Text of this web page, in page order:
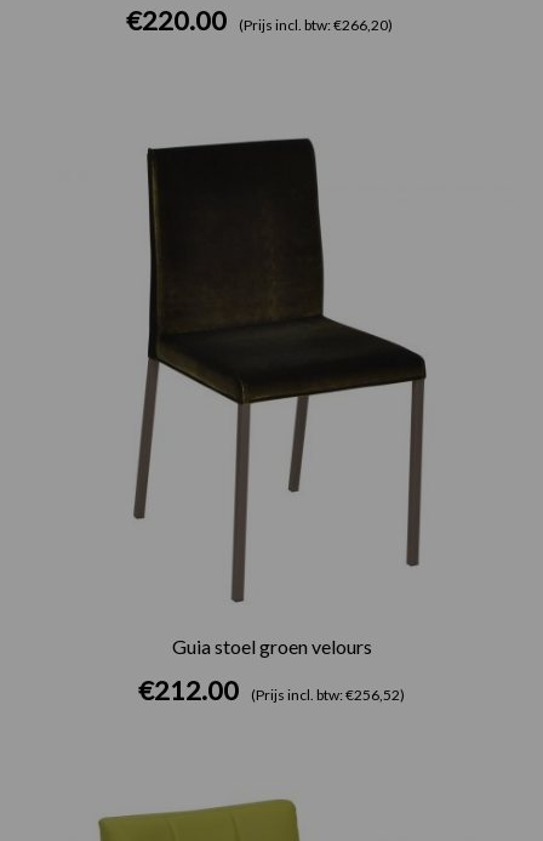
€220.00 (Prijs incl. btw: €266,20)
Guia stoel groen velours
€212.00 (Prijs incl. btw: €256,52)